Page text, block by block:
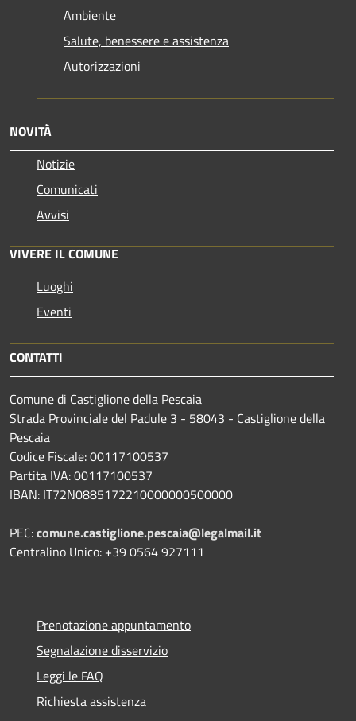
Ambiente
Salute, benessere e assistenza
Autorizzazioni
NOVITÀ
Notizie
Comunicati
Avvisi
VIVERE IL COMUNE
Luoghi
Eventi
CONTATTI
Comune di Castiglione della Pescaia
Strada Provinciale del Padule 3 - 58043 - Castiglione della
Pescaia
Codice Fiscale: 00117100537
Partita IVA: 00117100537
IBAN: IT72N0885172210000000500000
PEC:comune.castiglione.pescaia@legalmail.it
Centralino Unico: +39 0564 927111
Prenotazione appuntamento
Segnalazione disservizio
Leggi le FAQ
Richiesta assistenza